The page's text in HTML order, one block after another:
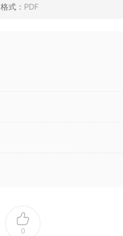
格式： PDF
0